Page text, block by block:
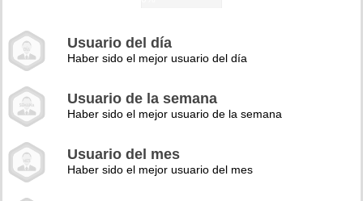
Usuario del día
Haber sido el mejor usuario del día
Usuario de la semana
Haber sido el mejor usuario de la semana
Usuario del mes
Haber sido el mejor usuario del mes